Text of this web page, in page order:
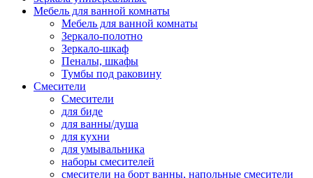
Мебель для ванной комнаты
Мебель для ванной комнаты
Зеркало-полотно
Зеркало-шкаф
Пеналы, шкафы
Тумбы под раковину
Смесители
Смесители
для биде
для ванны/душа
для кухни
для умывальника
наборы смесителей
смесители на борт ванны, напольные смесители